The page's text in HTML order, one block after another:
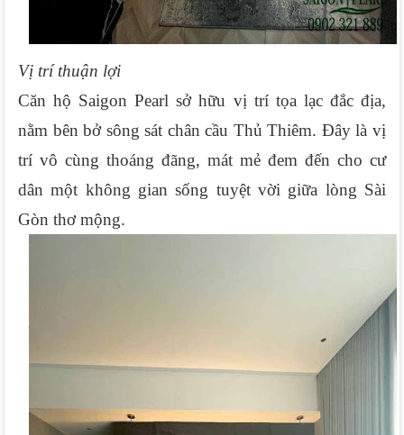
Vị trí thuận lợi
Căn hộ Saigon Pearl sở hữu vị trí tọa lạc đắc địa,
nằm bên bở sông sát chân cầu Thủ Thiêm. Đây là vị
trí vô cùng thoáng đãng, mát mẻ đem đến cho cư
dân một không gian sống tuyệt vời giữa lòng Sài
Gòn thơ mộng.